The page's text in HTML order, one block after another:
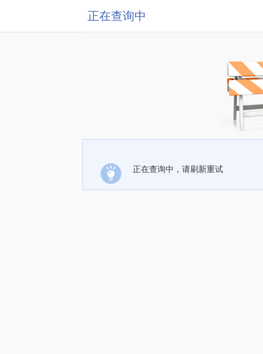
正在查询中
正在查询中，请刷新重试